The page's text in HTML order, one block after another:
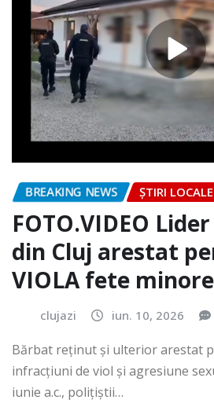
BREAKING NEWS ȘTIRI LOCALE
FOTO.VIDEO
din Cluj arestat
VIOLA fete minore
clujazi iun. 10, 2026
Bărbat reținut și ulterior arestat
infracțiuni de viol și agresiune
iunie a.c., polițiștii…